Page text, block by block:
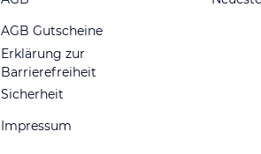
AGB Gutscheine
Erklärung zur
Barrierefreiheit
Sicherheit
Impressum